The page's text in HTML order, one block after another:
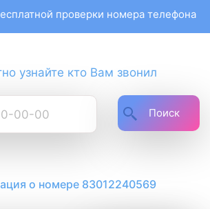
проверки номера телефона
узнайте кто Вам звонил
Поиск
о номере 83012240569